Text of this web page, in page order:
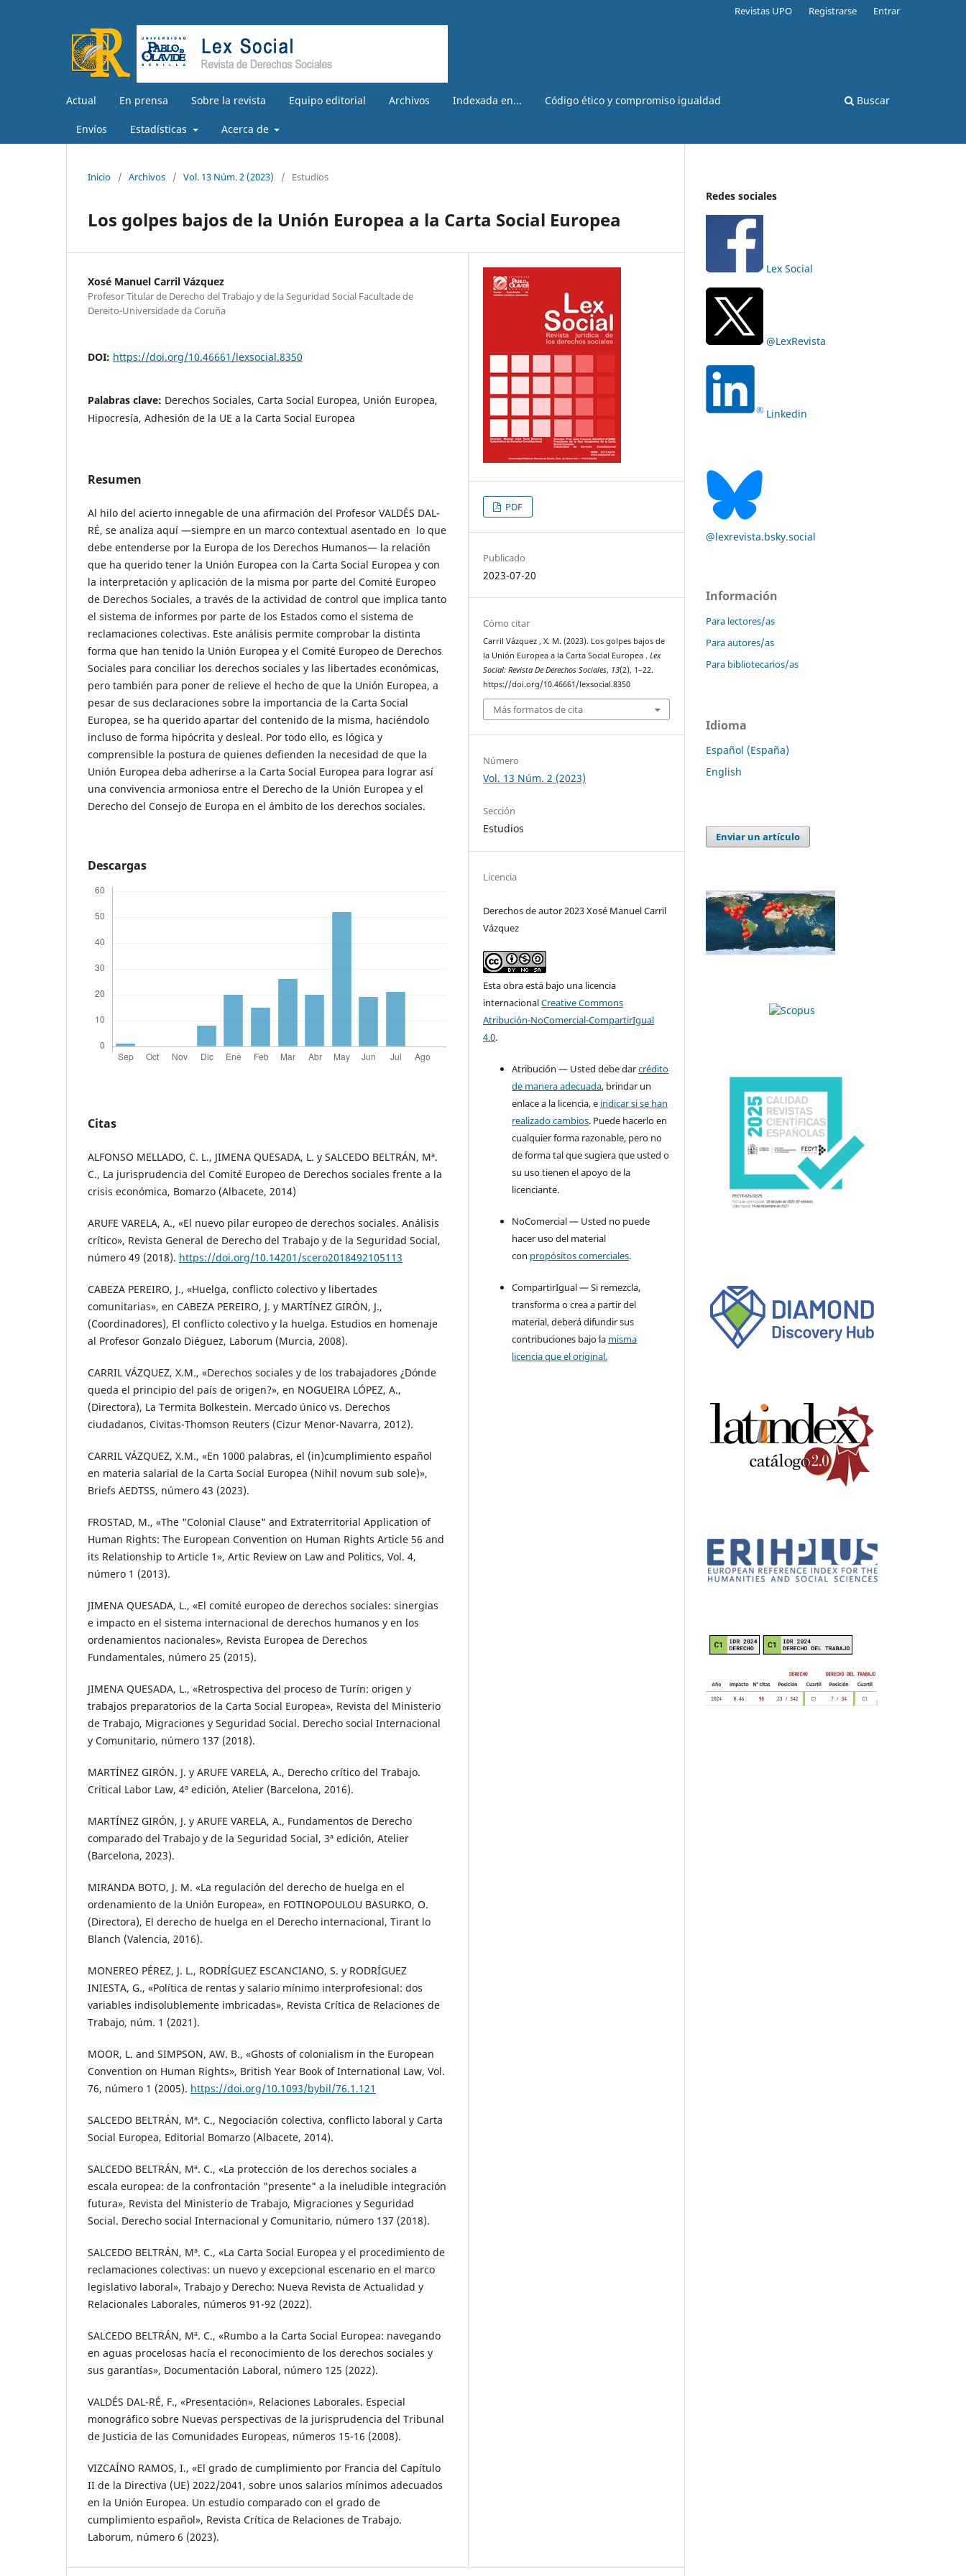
Actual En prensa Sobre la revista Equipo editorial Archivos Indexada en... Código ético y compromiso igualdad
Envíos Estadísticas Acerca de
Buscar
Revistas UPO Registrarse Entrar
Inicio / Archivos / Vol. 13 Núm. 2 (2023) / Estudios
Los golpes bajos de la Unión Europea a la Carta Social Europea
Xosé Manuel Carril Vázquez
Profesor Titular de Derecho del Trabajo y de la Seguridad Social Facultade de
Dereito-Universidade da Coruña
DOI: https://doi.org/10.46661/lexsocial.8350
Palabras clave: Derechos Sociales, Carta Social Europea, Unión Europea,
Hipocresía, Adhesión de la UE a la Carta Social Europea
Resumen
Al hilo del acierto innegable de una afirmación del Profesor VALDÉS DAL-
RÉ, se analiza aquí —siempre en un marco contextual asentado en lo que
debe entenderse por la Europa de los Derechos Humanos— la relación
que ha querido tener la Unión Europea con la Carta Social Europea y con
la interpretación y aplicación de la misma por parte del Comité Europeo
de Derechos Sociales, a través de la actividad de control que implica tanto
el sistema de informes por parte de los Estados como el sistema de
reclamaciones colectivas. Este análisis permite comprobar la distinta
forma que han tenido la Unión Europea y el Comité Europeo de Derechos
Sociales para conciliar los derechos sociales y las libertades económicas,
pero también para poner de relieve el hecho de que la Unión Europea, a
pesar de sus declaraciones sobre la importancia de la Carta Social
Europea, se ha querido apartar del contenido de la misma, haciéndolo
incluso de forma hipócrita y desleal. Por todo ello, es lógica y
comprensible la postura de quienes defienden la necesidad de que la
Unión Europea deba adherirse a la Carta Social Europea para lograr así
una convivencia armoniosa entre el Derecho de la Unión Europea y el
Derecho del Consejo de Europa en el ámbito de los derechos sociales.
Descargas
Citas
ALFONSO MELLADO, C. L., JIMENA QUESADA, L. y SALCEDO BELTRÁN, Mª.
C., La jurisprudencia del Comité Europeo de Derechos sociales frente a la
crisis económica, Bomarzo (Albacete, 2014)
ARUFE VARELA, A., «El nuevo pilar europeo de derechos sociales. Análisis
crítico», Revista General de Derecho del Trabajo y de la Seguridad Social,
número 49 (2018). https://doi.org/10.14201/scero2018492105113
CABEZA PEREIRO, J., «Huelga, conflicto colectivo y libertades
comunitarias», en CABEZA PEREIRO, J. y MARTÍNEZ GIRÓN, J.,
(Coordinadores), El conflicto colectivo y la huelga. Estudios en homenaje
al Profesor Gonzalo Diéguez, Laborum (Murcia, 2008).
CARRIL VÁZQUEZ, X.M., «Derechos sociales y de los trabajadores ¿Dónde
queda el principio del país de origen?», en NOGUEIRA LÓPEZ, A.,
(Directora), La Termita Bolkestein. Mercado único vs. Derechos
ciudadanos, Civitas-Thomson Reuters (Cizur Menor-Navarra, 2012).
CARRIL VÁZQUEZ, X.M., «En 1000 palabras, el (in)cumplimiento español
en materia salarial de la Carta Social Europea (Nihil novum sub sole)»,
Briefs AEDTSS, número 43 (2023).
FROSTAD, M., «The "Colonial Clause" and Extraterritorial Application of
Human Rights: The European Convention on Human Rights Article 56 and
its Relationship to Article 1», Artic Review on Law and Politics, Vol. 4,
número 1 (2013).
JIMENA QUESADA, L., «El comité europeo de derechos sociales: sinergias
e impacto en el sistema internacional de derechos humanos y en los
ordenamientos nacionales», Revista Europea de Derechos
Fundamentales, número 25 (2015).
JIMENA QUESADA, L., «Retrospectiva del proceso de Turín: origen y
trabajos preparatorios de la Carta Social Europea», Revista del Ministerio
de Trabajo, Migraciones y Seguridad Social. Derecho social Internacional
y Comunitario, número 137 (2018).
MARTÍNEZ GIRÓN. J. y ARUFE VARELA, A., Derecho crítico del Trabajo.
Critical Labor Law, 4ª edición, Atelier (Barcelona, 2016).
MARTÍNEZ GIRÓN, J. y ARUFE VARELA, A., Fundamentos de Derecho
comparado del Trabajo y de la Seguridad Social, 3ª edición, Atelier
(Barcelona, 2023).
MIRANDA BOTO, J. M. «La regulación del derecho de huelga en el
ordenamiento de la Unión Europea», en FOTINOPOULOU BASURKO, O.
(Directora), El derecho de huelga en el Derecho internacional, Tirant lo
Blanch (Valencia, 2016).
MONEREO PÉREZ, J. L., RODRÍGUEZ ESCANCIANO, S. y RODRÍGUEZ
INIESTA, G., «Política de rentas y salario mínimo interprofesional: dos
variables indisolublemente imbricadas», Revista Crítica de Relaciones de
Trabajo, núm. 1 (2021).
MOOR, L. and SIMPSON, AW. B., «Ghosts of colonialism in the European
Convention on Human Rights», British Year Book of International Law, Vol.
76, número 1 (2005). https://doi.org/10.1093/bybil/76.1.121
SALCEDO BELTRÁN, Mª. C., Negociación colectiva, conflicto laboral y Carta
Social Europea, Editorial Bomarzo (Albacete, 2014).
SALCEDO BELTRÁN, Mª. C., «La protección de los derechos sociales a
escala europea: de la confrontación "presente" a la ineludible integración
futura», Revista del Ministerio de Trabajo, Migraciones y Seguridad
Social. Derecho social Internacional y Comunitario, número 137 (2018).
SALCEDO BELTRÁN, Mª. C., «La Carta Social Europea y el procedimiento de
reclamaciones colectivas: un nuevo y excepcional escenario en el marco
legislativo laboral», Trabajo y Derecho: Nueva Revista de Actualidad y
Relacionales Laborales, números 91-92 (2022).
SALCEDO BELTRÁN, Mª. C., «Rumbo a la Carta Social Europea: navegando
en aguas procelosas hacía el reconocimiento de los derechos sociales y
sus garantías», Documentación Laboral, número 125 (2022).
VALDÉS DAL-RÉ, F., «Presentación», Relaciones Laborales. Especial
monográfico sobre Nuevas perspectivas de la jurisprudencia del Tribunal
de Justicia de las Comunidades Europeas, números 15-16 (2008).
VIZCAÍNO RAMOS, I., «El grado de cumplimiento por Francia del Capítulo
II de la Directiva (UE) 2022/2041, sobre unos salarios mínimos adecuados
en la Unión Europea. Un estudio comparado con el grado de
cumplimiento español», Revista Crítica de Relaciones de Trabajo.
Laborum, número 6 (2023).
PDF
Publicado
2023-07-20
Cómo citar
Carril Vázquez , X. M. (2023). Los golpes bajos de
la Unión Europea a la Carta Social Europea .Lex
Social: Revista De Derechos Sociales, 13(2), 1–22.
https://doi.org/10.46661/lexsocial.8350
Más formatos de cita
Número
Vol. 13 Núm. 2 (2023)
Sección
Estudios
Licencia
Derechos de autor 2023 Xosé Manuel Carril
Vázquez
Esta obra está bajo una licencia
internacionalCreative Commons
Atribución-NoComercial-CompartirIgual
4.0.
Atribución — Usted debe darcrédito
de manera adecuada, brindar un
enlace a la licencia, e indicar si se han
realizado cambios. Puede hacerlo en
cualquier forma razonable, pero no
de forma tal que sugiera que usted o
su uso tienen el apoyo de la
licenciante.
NoComercial — Usted no puede
hacer uso del material
con propósitos comerciales.
CompartirIgual — Si remezcla,
transforma o crea a partir del
material, deberá difundir sus
contribuciones bajo la misma
licencia que el original.
Redes sociales
Lex Social
@LexRevista
Linkedin
@lexrevista.bsky.social
Información
Para lectores/as
Para autores/as
Para bibliotecarios/as
Idioma
Español (España)
English
Enviar un artículo